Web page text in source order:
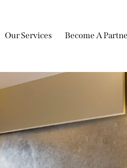
Our Services Become A